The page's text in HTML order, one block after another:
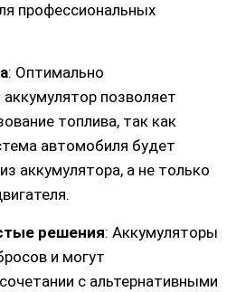
профессиональных
: Оптимально
позволяет
топлива, так как
автомобиля будет
аккумулятора, а не только
решения: Аккумуляторы
и могут
с альтернативными